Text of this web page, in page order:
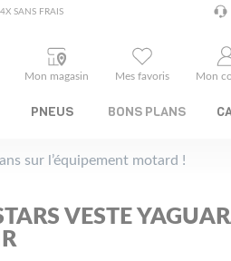
SANS FRAIS
Mon magasin Mes favoris Mon
PNEUS BONS PLANS
sur l’équipement motard !
VESTE